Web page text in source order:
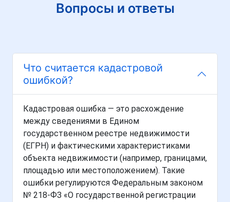
Вопросы и ответы
Что считается кадастровой
ошибкой?
Кадастровая ошибка — это расхождение
между сведениями в Едином
государственном реестре недвижимости
(ЕГРН) и фактическими характеристиками
объекта недвижимости (например, границами,
площадью или местоположением). Такие
ошибки регулируются Федеральным законом
№ 218-ФЗ «О государственной регистрации